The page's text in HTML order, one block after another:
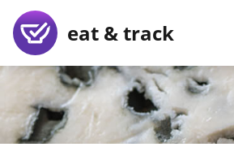
eat & track